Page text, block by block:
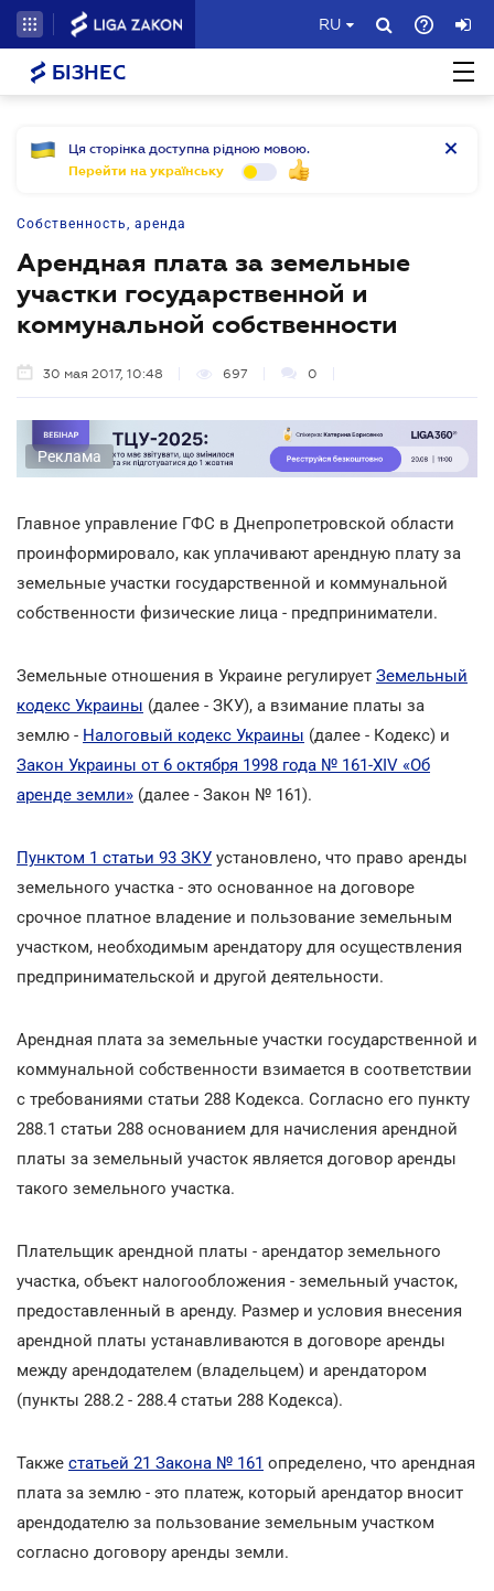
RU
БІЗНЕС
Ця сторінка доступна рідною мовою.
Перейти на українську
Собственность, аренда
Арендная плата за земельные
участки государственной и
коммунальной собственности
30 мая 2017, 10:48 697 0
Реклама
Главное управление ГФС в Днепропетровской области
проинформировало, как уплачивают арендную плату за
земельные участки государственной и коммунальной
собственности физические лица - предприниматели.
Земельные отношения в Украине регулирует Земельный
кодекс Украины (далее - ЗКУ), а взимание платы за
землю - Налоговый кодекс Украины (далее - Кодекс) и
Закон Украины от 6 октября 1998 года № 161-ХІV «Об
аренде земли» (далее - Закон № 161).
Пунктом 1 статьи 93 ЗКУ установлено, что право аренды
земельного участка - это основанное на договоре
срочное платное владение и пользование земельным
участком, необходимым арендатору для осуществления
предпринимательской и другой деятельности.
Арендная плата за земельные участки государственной и
коммунальной собственности взимается в соответствии
с требованиями статьи 288 Кодекса. Согласно его пункту
288.1 статьи 288 основанием для начисления арендной
платы за земельный участок является договор аренды
такого земельного участка.
Плательщик арендной платы - арендатор земельного
участка, объект налогообложения - земельный участок,
предоставленный в аренду. Размер и условия внесения
арендной платы устанавливаются в договоре аренды
между арендодателем (владельцем) и арендатором
(пункты 288.2 - 288.4 статьи 288 Кодекса).
Также статьей 21 Закона № 161 определено, что арендная
плата за землю - это платеж, который арендатор вносит
арендодателю за пользование земельным участком
согласно договору аренды земли.